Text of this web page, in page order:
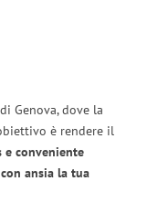
Genova, dove la
è rendere il
e conveniente
ansia la tua